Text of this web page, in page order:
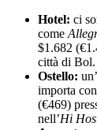
Hotel: ci
come
$1.682
città di Bol.
Ostello:
importa
(€469)
nell’Hi